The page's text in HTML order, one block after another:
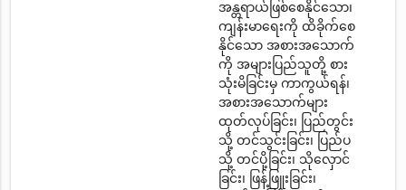
အန္တရာယ်ဖြစ်စေနိုင်သော၊
ကျန်းမာရေးကို ထိခိုက်စေ
နိုင်သော အစားအသောက်
ကို အများပြည်သူတို့ စား
သုံးမိခြင်းမှ ကာကွယ်ရန်၊
အစားအသောက်များ
ထုတ်လုပ်ခြင်း၊ ပြည်တွင်း
သို့ တင်သွင်းခြင်း၊ ပြည်ပ
သို့ တင်ပို့ခြင်း၊ သိုလှောင်
ခြင်း၊ ဖြန့်ဖြူးခြင်း၊